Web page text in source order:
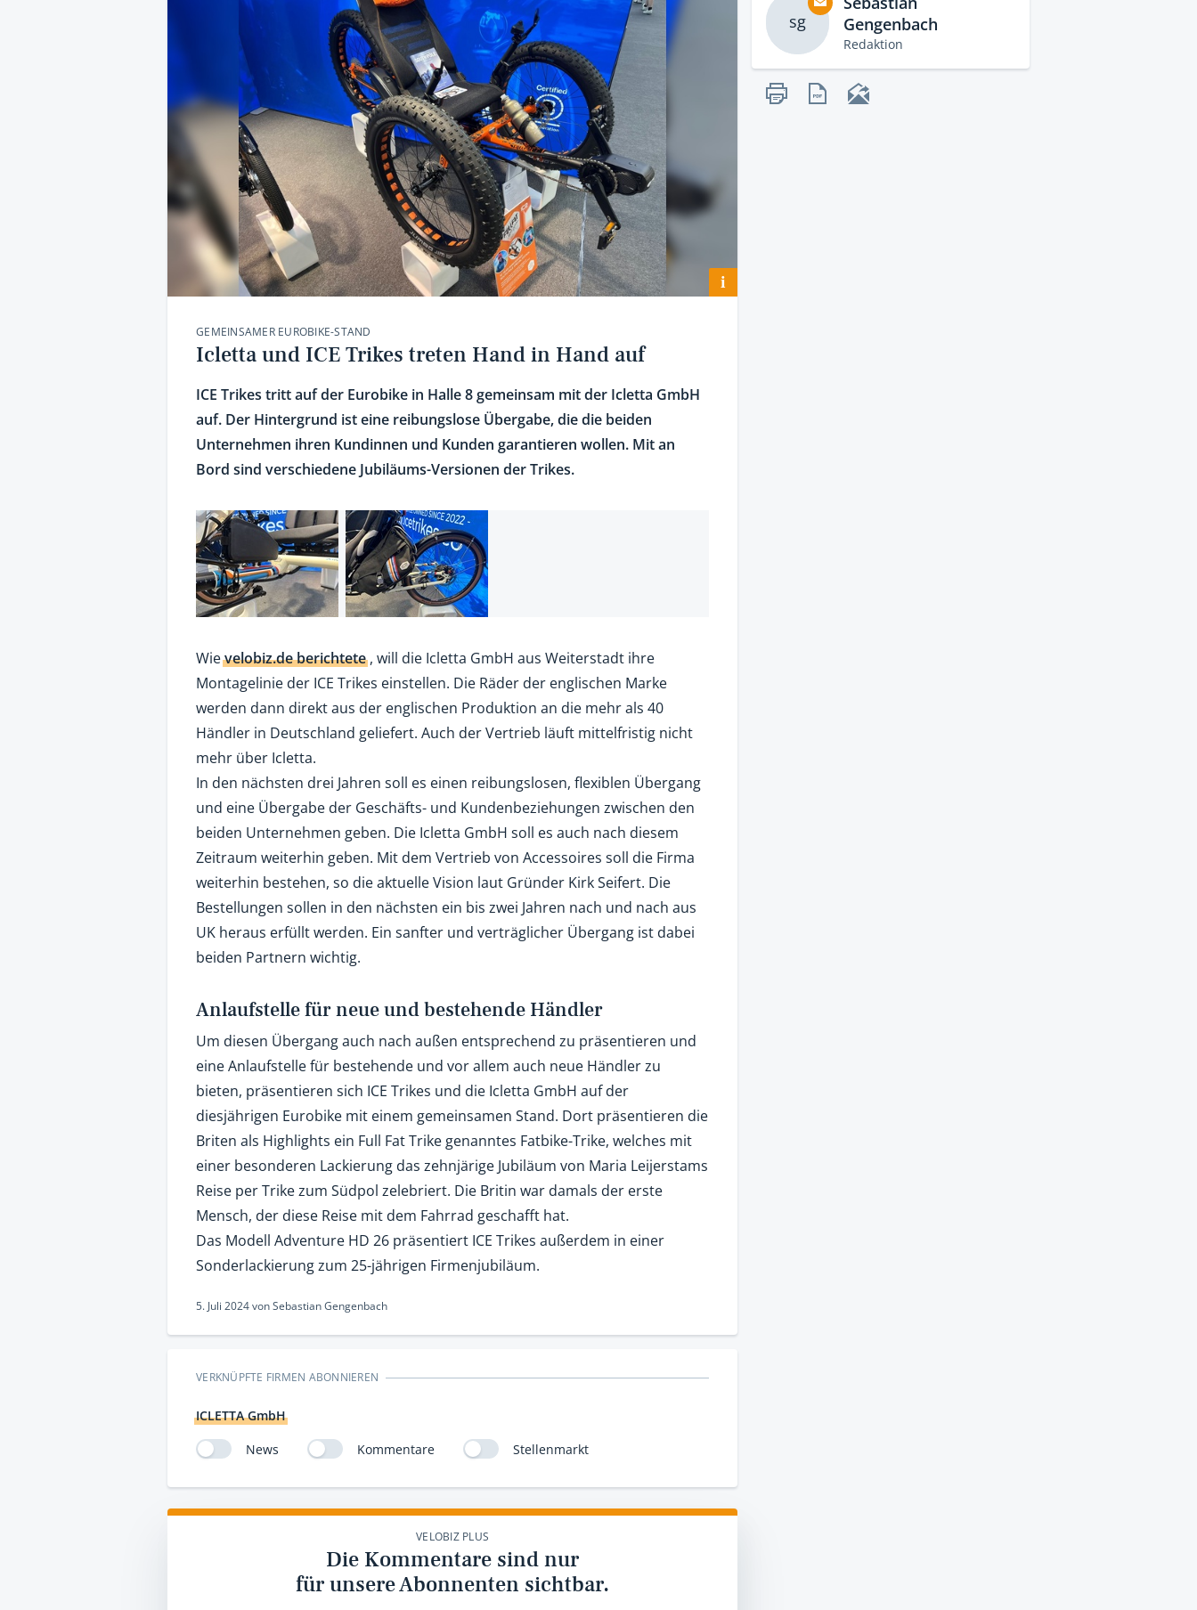
i
GEMEINSAMER EUROBIKE-STAND
Icletta und ICE Trikes treten Hand in Hand auf
ICE Trikes tritt auf der Eurobike in Halle 8 gemeinsam mit der Icletta GmbH
auf. Der Hintergrund ist eine reibungslose Übergabe, die die beiden
Unternehmen ihren Kundinnen und Kunden garantieren wollen. Mit an
Bord sind verschiedene Jubiläums-Versionen der Trikes.
Wievelobiz.de berichtete, will die Icletta GmbH aus Weiterstadt ihre
Montagelinie der ICE Trikes einstellen. Die Räder der englischen Marke
werden dann direkt aus der englischen Produktion an die mehr als 40
Händler in Deutschland geliefert. Auch der Vertrieb läuft mittelfristig nicht
mehr über Icletta.
In den nächsten drei Jahren soll es einen reibungslosen, flexiblen Übergang
und eine Übergabe der Geschäfts- und Kundenbeziehungen zwischen den
beiden Unternehmen geben. Die Icletta GmbH soll es auch nach diesem
Zeitraum weiterhin geben. Mit dem Vertrieb von Accessoires soll die Firma
weiterhin bestehen, so die aktuelle Vision laut Gründer Kirk Seifert. Die
Bestellungen sollen in den nächsten ein bis zwei Jahren nach und nach aus
UK heraus erfüllt werden. Ein sanfter und verträglicher Übergang ist dabei
beiden Partnern wichtig.
Anlaufstelle für neue und bestehende Händler
Um diesen Übergang auch nach außen entsprechend zu präsentieren und
eine Anlaufstelle für bestehende und vor allem auch neue Händler zu
bieten, präsentieren sich ICE Trikes und die Icletta GmbH auf der
diesjährigen Eurobike mit einem gemeinsamen Stand. Dort präsentieren die
Briten als Highlights ein Full Fat Trike genanntes Fatbike-Trike, welches mit
einer besonderen Lackierung das zehnjärige Jubiläum von Maria Leijerstams
Reise per Trike zum Südpol zelebriert. Die Britin war damals der erste
Mensch, der diese Reise mit dem Fahrrad geschafft hat.
Das Modell Adventure HD 26 präsentiert ICE Trikes außerdem in einer
Sonderlackierung zum 25-jährigen Firmenjubiläum.
5. Juli 2024vonSebastian Gengenbach
VERKNÜPFTE FIRMEN ABONNIEREN
ICLETTA GmbH
News
Kommentare Stellenmarkt
VELOBIZ PLUS
Die Kommentare sind nur
für unsere Abonnenten sichtbar.
sg
Gengenbach
Redaktion